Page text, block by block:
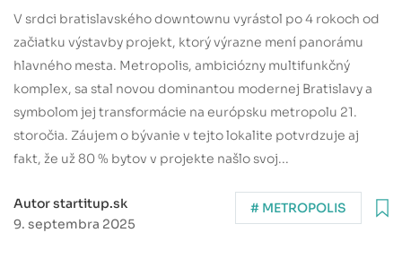
V srdci bratislavského downtownu vyrástol po 4 rokoch od
začiatku výstavby projekt, ktorý výrazne mení panorámu
hlavného mesta. Metropolis, ambiciózny multifunkčný
komplex, sa stal novou dominantou modernej Bratislavy a
symbolom jej transformácie na európsku metropolu 21.
storočia. Záujem o bývanie v tejto lokalite potvrdzuje aj
fakt, že už 80 % bytov v projekte našlo svoj...
Autor startitup.sk
9. septembra 2025
# METROPOLIS